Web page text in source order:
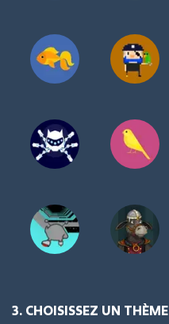
3. CHOISISSEZ UN THÈME